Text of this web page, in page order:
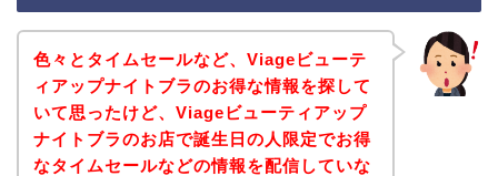
色々とタイムセールなど、Viageビューテ
ィアップナイトブラのお得な情報を探して
いて思ったけど、Viageビューティアップ
ナイトブラのお店で誕生日の人限定でお得
なタイムセールなどの情報を配信していな